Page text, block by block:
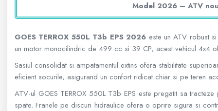
600 - 800 cmc. (29)
800 - 1000 cmc. (81)
Model 2026 – ATV
GOES TERROX 550L T3b EPS 2026 este un ATV robust
un motor monocilindric de 499 cc si 39 CP, acest vehicul 4x4
Sasiul consolidat si ampatamentul extins ofera stabilitate
eficient socurile, asigurand un confort ridicat chiar si pe teren
ATV-ul GOES TERROX 550L T3b EPS este pregatit sa
spate. Franele pe discuri hidraulice ofera o oprire sigura si